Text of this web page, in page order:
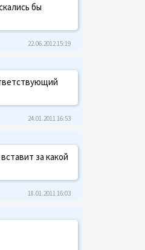
бы
22.06.2012 15:19
24.01.2011 16:53
за какой
18.01.2011 16:03